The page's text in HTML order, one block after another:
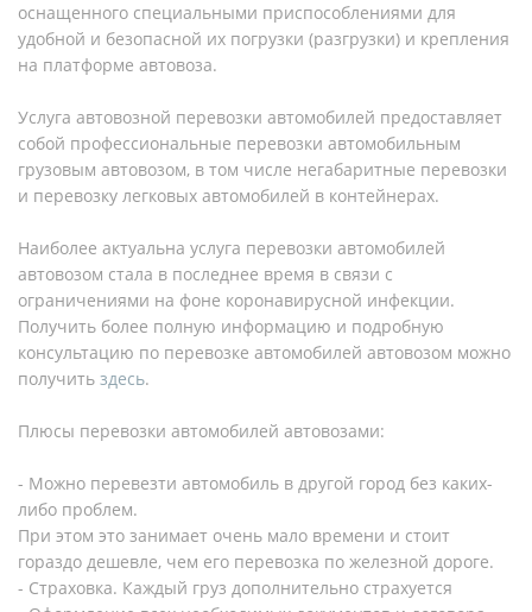
оснащенного специальными приспособлениями для
удобной и безопасной их погрузки (разгрузки) и крепления
на платформе автовоза.
Услуга автовозной перевозки автомобилей предоставляет
собой профессиональные перевозки автомобильным
грузовым автовозом, в том числе негабаритные перевозки
и перевозку легковых автомобилей в контейнерах.
Наиболее актуальна услуга перевозки автомобилей
автовозом стала в последнее время в связи с
ограничениями на фоне коронавирусной инфекции.
Получить более полную информацию и подробную
консультацию по перевозке автомобилей автовозом можно
получить здесь.
Плюсы перевозки автомобилей автовозами:
- Можно перевезти автомобиль в другой город без каких-
либо проблем.
При этом это занимает очень мало времени и стоит
гораздо дешевле, чем его перевозка по железной дороге.
- Страховка. Каждый груз дополнительно страхуется